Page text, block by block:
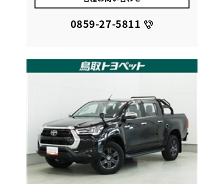
0859-27-5811